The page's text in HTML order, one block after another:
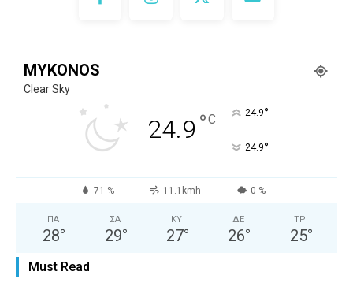
MYKONOS
Clear Sky
24.9 °C 24.9°
24.9°
71 % 11.1kmh 0 %
ΠΑ
28°
ΣΑ
29°
ΚΥ
27°
ΔΕ
26°
ΤΡ
25°
Must Read